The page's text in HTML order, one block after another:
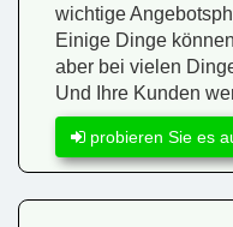
wichtige
Einige Dinge
aber bei vielen
Und Ihre Kunden
probieren Sie es